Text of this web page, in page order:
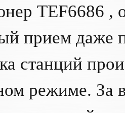
TEF6686 ,
прием даже
станций
режиме. За